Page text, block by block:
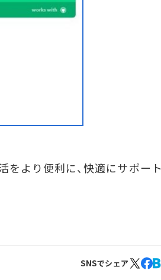
をより便利に、快適にサポート
SNSでシェア